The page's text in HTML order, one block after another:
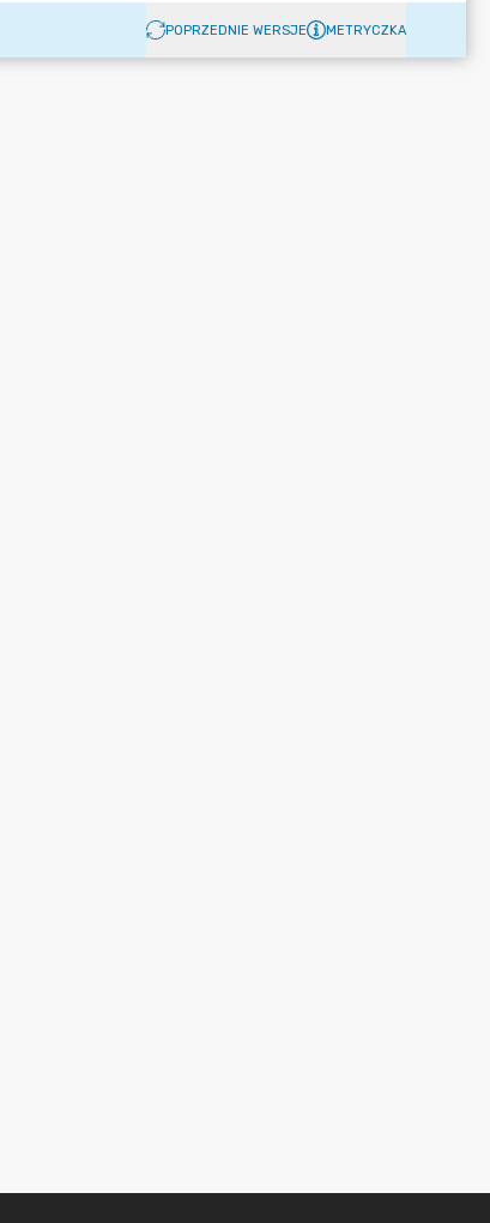
POPRZEDNIE WERSJE METRYCZKA